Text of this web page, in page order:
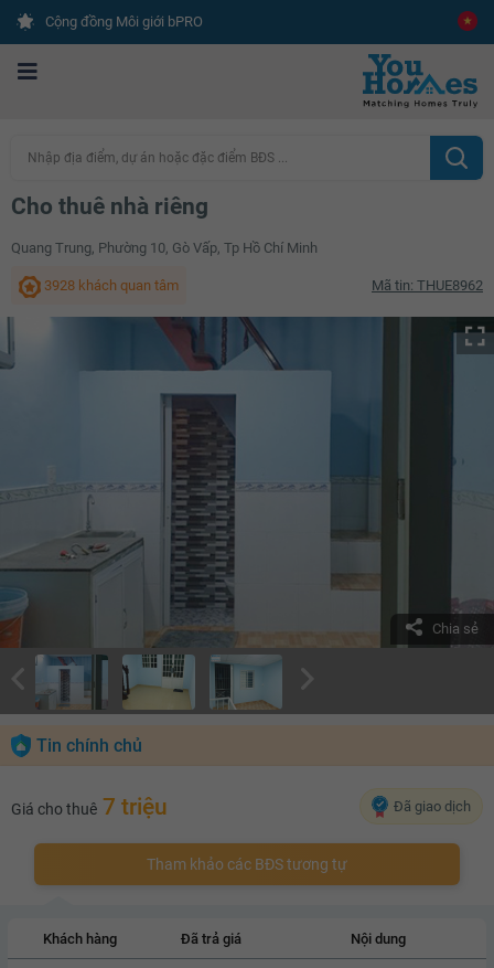
Cộng đồng Môi giới bPRO
Nhập địa điểm, dự án hoặc đặc điểm BĐS ...
Cho thuê nhà riêng
Quang Trung, Phường 10, Gò Vấp, Tp Hồ Chí Minh
3928 khách quan tâm Mã tin: THUE8962
Chia sẻ
Tin chính chủ
Giá cho thuê 7 triệu Đã giao dịch
Tham khảo các BĐS tương tự
Khách hàng Đã trả giá Nội dung